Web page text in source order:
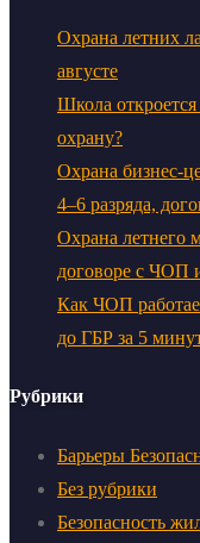
Охрана летних
августе
Школа
охрану?
Охрана бизнес-
4–6 разряда,
Охрана летнего
договоре с ЧОП
Как ЧОП
до ГБР за 5
Рубрики
Барьеры
Без рубрики
Безопасность